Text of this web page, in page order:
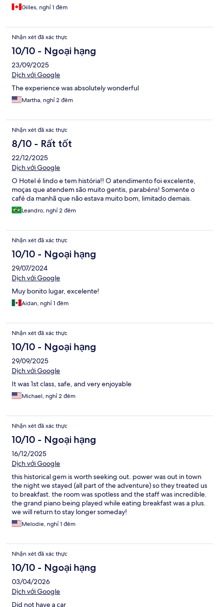
Gilles, nghỉ 1 đêm
Nhận xét đã xác thực
10/10 - Ngoại hạng
23/09/2025
Dịch với Google
The experience was absolutely wonderful
Martha, nghỉ 2 đêm
Nhận xét đã xác thực
8/10 - Rất tốt
22/12/2025
Dịch với Google
O Hotel é lindo e tem história!! O atendimento foi excelente,
moças que atendem são muito gentis, parabéns! Somente o
café da manhã que não estava muito bom, limitado demais.
Leandro, nghỉ 2 đêm
Nhận xét đã xác thực
10/10 - Ngoại hạng
29/07/2024
Dịch với Google
Muy bonito lugar, excelente!
Aidan, nghỉ 1 đêm
Nhận xét đã xác thực
10/10 - Ngoại hạng
29/09/2025
Dịch với Google
It was 1st class, safe, and very enjoyable
Michael, nghỉ 2 đêm
Nhận xét đã xác thực
10/10 - Ngoại hạng
16/12/2025
Dịch với Google
this historical gem is worth seeking out. power was out in town
the night we stayed (all part of the adventure) so they treated us
to breakfast. the room was spotless and the staff was incredible.
the grand piano being played while eating breakfast was a plus.
we will return to stay longer someday!
Melodie, nghỉ 1 đêm
Nhận xét đã xác thực
10/10 - Ngoại hạng
03/04/2026
Dịch với Google
Did not have a car